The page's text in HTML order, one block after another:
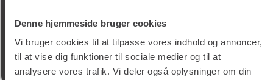
Denne hjemmeside bruger cookies
Vi bruger cookies til at tilpasse vores indhold og annoncer,
til at vise dig funktioner til sociale medier og til at
analysere vores trafik. Vi deler også oplysninger om din
Schyssta hjälpsamma människor jobbar här, de flesta
iallafall. Man får alltid kaffe te vatten o dricka under tiden
man vöntar på sin tur. 5/5